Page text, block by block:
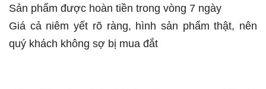
Sản phẩm được hoàn tiền trong vòng 7 ngày
Giá cả niêm yết rõ ràng, hình sản phẩm thật, nên
quý khách không sợ bị mua đắt